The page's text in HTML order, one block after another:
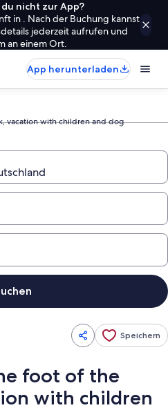
nicht zur App?
in . Nach der Buchung kannst
jederzeit aufrufen und
an einem Ort.
App herunterladen
vacation with children and dog
Speichern
foot of the
with children